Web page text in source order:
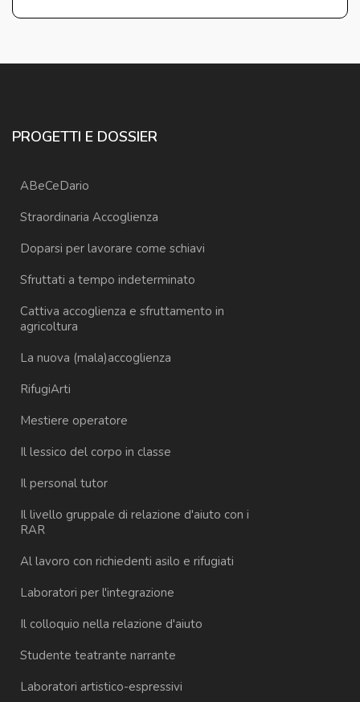
PROGETTI E DOSSIER
ABeCeDario
Straordinaria Accoglienza
Doparsi per lavorare come schiavi
Sfruttati a tempo indeterminato
Cattiva accoglienza e sfruttamento in
agricoltura
La nuova (mala)accoglienza
RifugiArti
Mestiere operatore
Il lessico del corpo in classe
Il personal tutor
Il livello gruppale di relazione d'aiuto con i
RAR
Al lavoro con richiedenti asilo e rifugiati
Laboratori per l'integrazione
Il colloquio nella relazione d'aiuto
Studente teatrante narrante
Laboratori artistico-espressivi